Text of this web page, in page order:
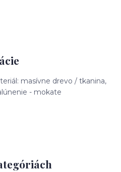
masívne drevo / tkanina,
- mokate